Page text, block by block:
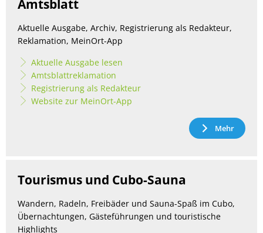
Amtsblatt
Aktuelle Ausgabe, Archiv, Registrierung als Redakteur,
Reklamation, MeinOrt-App
Aktuelle Ausgabe lesen
Amtsblattreklamation
Registrierung als Redakteur
Website zur MeinOrt-App
Mehr
Tourismus und Cubo-Sauna
Wandern, Radeln, Freibäder und Sauna-Spaß im Cubo,
Übernachtungen, Gästeführungen und touristische
Highlights